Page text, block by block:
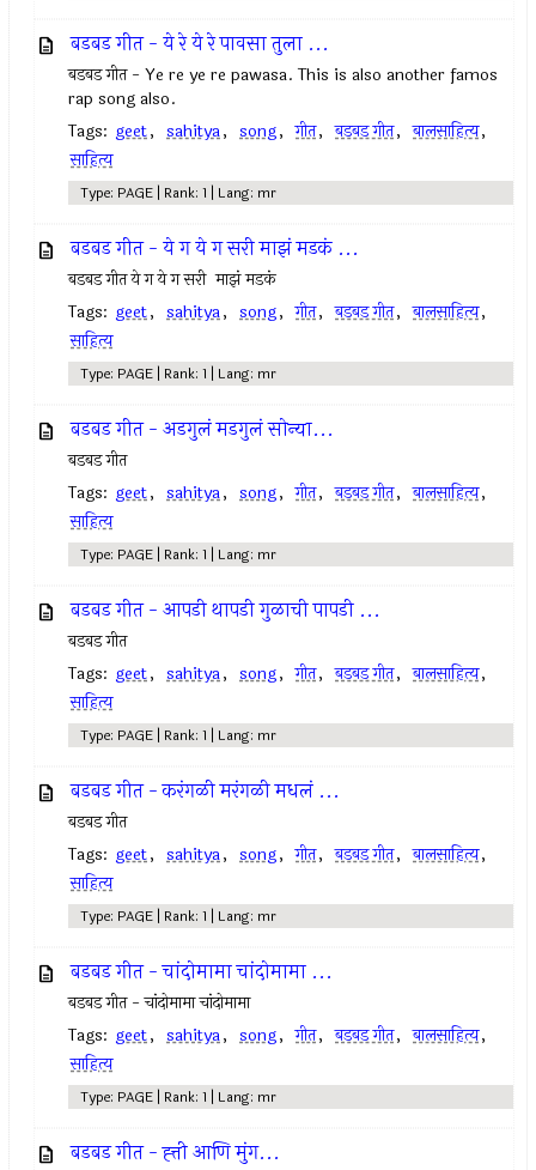
बडबड गीत - ये रे ये रे पावसा तुला ...
बडबड गीत - Ye re ye re pawasa. This is also another famos
rap song also.
Tags: geet, sahitya, song, गीत, बडबड गीत, बालसाहित्य,
साहित्य
Type: PAGE | Rank: 1 | Lang: mr
बडबड गीत - ये ग ये ग सरी माझं मडकं ...
बडबड गीत ये ग ये ग सरी माझं मडकं
Tags: geet, sahitya, song, गीत, बडबड गीत, बालसाहित्य,
साहित्य
Type: PAGE | Rank: 1 | Lang: mr
बडबड गीत - अडगुलं मडगुलं सोन्या...
बडबड गीत
Tags: geet, sahitya, song, गीत, बडबड गीत, बालसाहित्य,
साहित्य
Type: PAGE | Rank: 1 | Lang: mr
बडबड गीत - आपडी थापडी गुळाची पापडी ...
बडबड गीत
Tags: geet, sahitya, song, गीत, बडबड गीत, बालसाहित्य,
साहित्य
Type: PAGE | Rank: 1 | Lang: mr
बडबड गीत - करंगळी मरंगळी मधलं ...
बडबड गीत
Tags: geet, sahitya, song, गीत, बडबड गीत, बालसाहित्य,
साहित्य
Type: PAGE | Rank: 1 | Lang: mr
बडबड गीत - चांदोमामा चांदोमामा ...
बडबड गीत - चांदोमामा चांदोमामा
Tags: geet, sahitya, song, गीत, बडबड गीत, बालसाहित्य,
साहित्य
Type: PAGE | Rank: 1 | Lang: mr
बडबड गीत - ह्त्ती आणि मुंग...